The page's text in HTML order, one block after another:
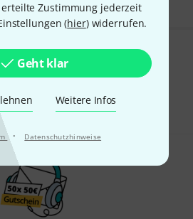
Zustimmung jederzeit
(hier) widerrufen.
Geht klar
Weitere Infos
· Datenschutzhinweise
was Sie sehen?
Hilfe & Feedback